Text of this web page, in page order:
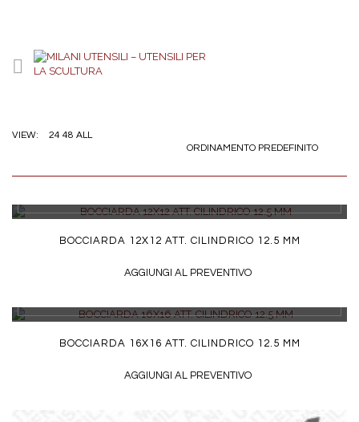
VIEW: 24 48 ALL
ORDINAMENTO PREDEFINITO
BOCCIARDA 12X12 ATT. CILINDRICO 12.5 MM
AGGIUNGI AL PREVENTIVO
BOCCIARDA 16X16 ATT. CILINDRICO 12.5 MM
AGGIUNGI AL PREVENTIVO